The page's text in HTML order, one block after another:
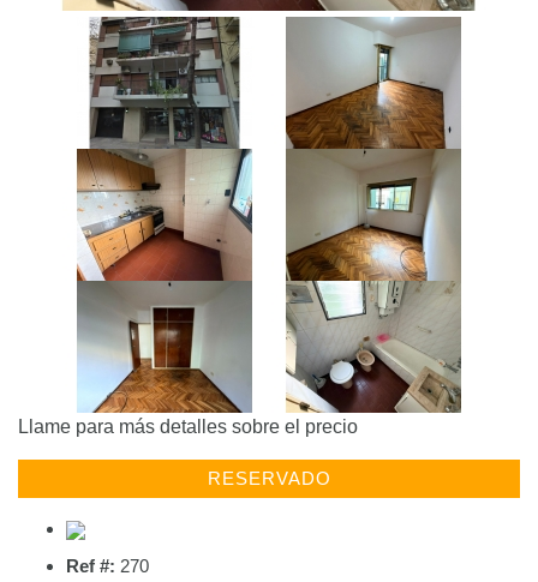
Llame para más detalles sobre el precio
RESERVADO
Ref #: 270